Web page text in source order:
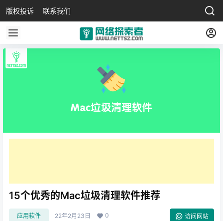
版权投诉 联系我们
15个优秀的Mac垃圾清理软件推荐
应用软件 22年2月23日 0 访问网站